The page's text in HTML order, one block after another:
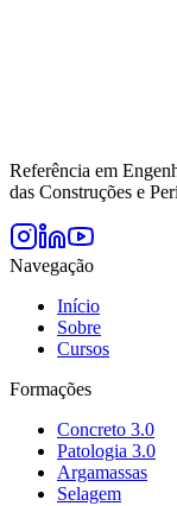
Referência em
das Construções e
Navegação
Início
Sobre
Cursos
Formações
Concreto 3.0
Patologia 3.0
Argamassas
Selagem